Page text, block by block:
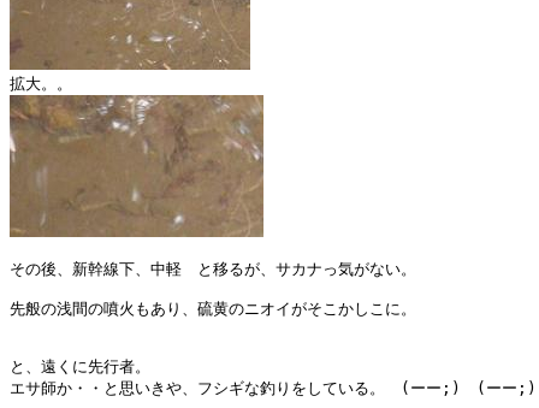
その後、新幹線下、中軽　と移るが、サカナっ気がない。
先般の浅間の噴火もあり、硫黄のニオイがそこかしこに。
と、遠くに先行者。
エサ師か・・と思いきや、フシギな釣りをしている。　(ーー;)　(ー